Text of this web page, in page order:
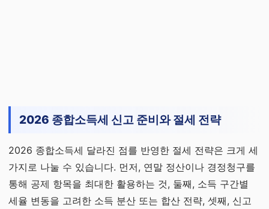
2026 종합소득세 신고 준비와 절세 전략
2026 종합소득세 달라진 점를 반영한 절세 전략은 크게 세
가지로 나눌 수 있습니다. 먼저, 연말 정산이나 경정청구를
통해 공제 항목을 최대한 활용하는 것, 둘째, 소득 구간별
세율 변동을 고려한 소득 분산 또는 합산 전략, 셋째, 신고